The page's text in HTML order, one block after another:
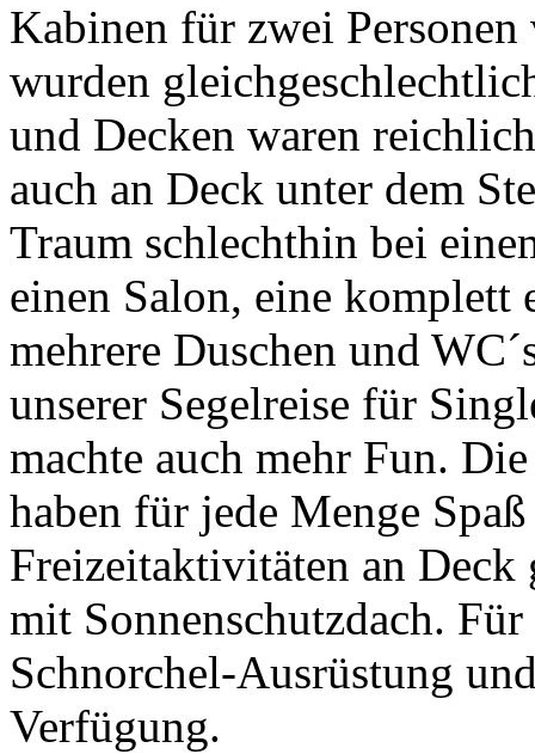
Kabinen für zwei
wurden
und Decken waren
auch an Deck unter dem
Traum schlechthin bei
einen Salon, eine komplett
mehrere Duschen und
unserer Segelreise für
machte auch mehr Fun.
haben für jede Menge
Freizeitaktivitäten an Deck
mit Sonnenschutzdach. Für
Schnorchel-Ausrüstung
Verfügung.